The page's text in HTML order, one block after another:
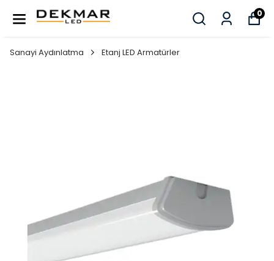
0
Sanayi Aydınlatma Etanj LED Armatürler